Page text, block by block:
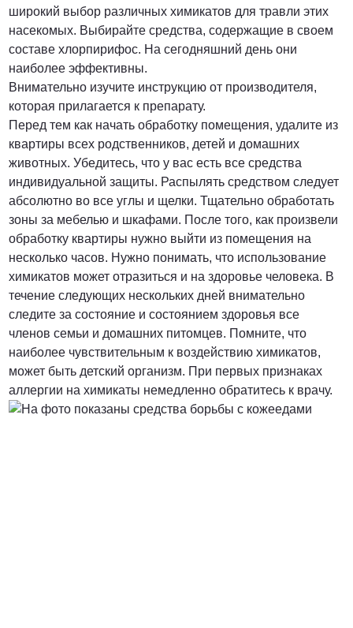
широкий выбор различных химикатов для травли этих
насекомых. Выбирайте средства, содержащие в своем
составе хлорпирифос. На сегодняшний день они
наиболее эффективны.
Внимательно изучите инструкцию от производителя,
которая прилагается к препарату.
Перед тем как начать обработку помещения, удалите из
квартиры всех родственников, детей и домашних
животных. Убедитесь, что у вас есть все средства
индивидуальной защиты. Распылять средством следует
абсолютно во все углы и щелки. Тщательно обработать
зоны за мебелью и шкафами. После того, как произвели
обработку квартиры нужно выйти из помещения на
несколько часов. Нужно понимать, что использование
химикатов может отразиться и на здоровье человека. В
течение следующих нескольких дней внимательно
следите за состояние и состоянием здоровья все
членов семьи и домашних питомцев. Помните, что
наиболее чувствительным к воздействию химикатов,
может быть детский организм. При первых признаках
аллергии на химикаты немедленно обратитесь к врачу.